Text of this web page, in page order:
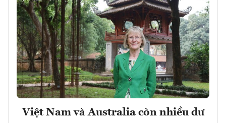
Việt Nam và Australia còn nhiều dư